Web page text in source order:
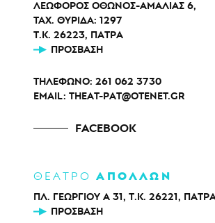
ΛΕΩΦΟΡΟΣ ΟΘΩΝΟΣ-ΑΜΑΛΙΑΣ 6,
ΤΑΧ. ΘΥΡΙΔΑ: 1297
Τ.Κ. 26223, ΠΑΤΡΑ
ΠΡΌΣΒΑΣΗ
ΤΗΛΕΦΩΝΟ: 261 062 3730
EMAIL: THEAT-PAT@OTENET.GR
FACEBOOK
ΘΕΑΤΡΟΑΠΟΛΛΩΝ
ΠΛ. ΓΕΩΡΓΙΟΥ Α 31, Τ.Κ. 26221,
ΠΡΌΣΒΑΣΗ